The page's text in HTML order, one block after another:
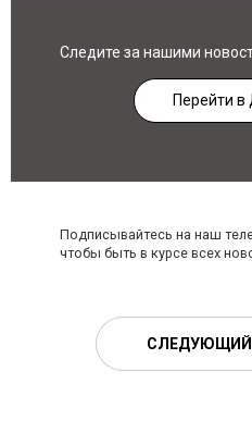
Следите за нашими
Перейти в
Подписывайтесь на наш
чтобы быть в курсе всех
СЛЕДУЮЩИЙ